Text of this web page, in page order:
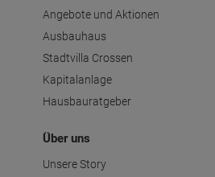
Angebote und Aktionen
Ausbauhaus
Stadtvilla Crossen
Kapitalanlage
Hausbauratgeber
Über uns
Unsere Story